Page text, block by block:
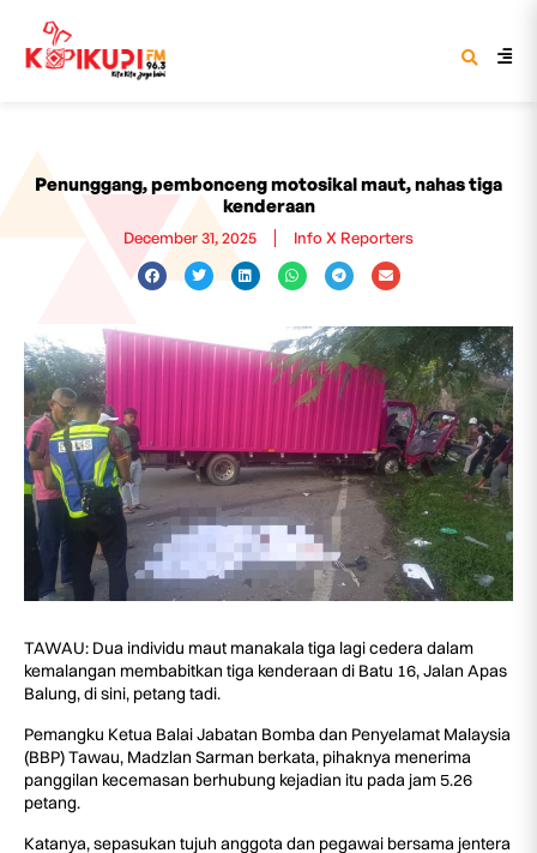
Penunggang, pembonceng motosikal maut, nahas tiga
kenderaan
December 31, 2025 Info X Reporters
TAWAU: Dua individu maut manakala tiga lagi cedera dalam
kemalangan membabitkan tiga kenderaan di Batu 16, Jalan Apas
Balung, di sini, petang tadi.
Pemangku Ketua Balai Jabatan Bomba dan Penyelamat Malaysia
(BBP) Tawau, Madzlan Sarman berkata, pihaknya menerima
panggilan kecemasan berhubung kejadian itu pada jam 5.26
petang.
Katanya, sepasukan tujuh anggota dan pegawai bersama jentera